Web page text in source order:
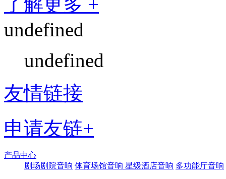
undefined
undefined
友情链接
申请友链+
产品中心
剧场剧院音响 体育场馆音响 星级酒店音响 多功能厅音响